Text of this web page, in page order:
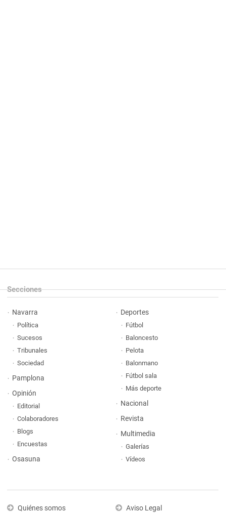
Secciones
Navarra
Política
Sucesos
Tribunales
Sociedad
Pamplona
Opinión
Editorial
Colaboradores
Blogs
Encuestas
Osasuna
Deportes
Fútbol
Baloncesto
Pelota
Balonmano
Fútbol sala
Más deporte
Nacional
Revista
Multimedia
Galerías
Vídeos
Quiénes somos Aviso Legal